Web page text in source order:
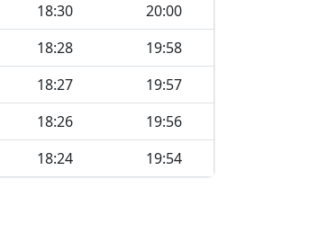
18:30
20:00
18:28
19:58
18:27
19:57
18:26
19:56
18:24 19:54